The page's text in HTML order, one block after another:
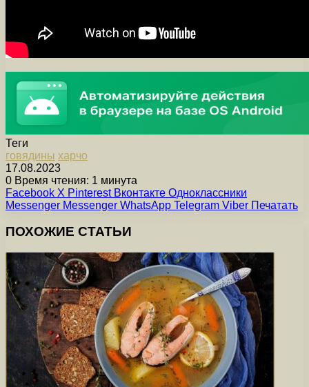
Теги
говядины харчо
17.08.2023
0 Время чтения: 1 минута
Facebook X Pinterest Вконтакте Одноклассники
Messenger Messenger WhatsApp Telegram Viber Печатать
ПОХОЖИЕ СТАТЬИ